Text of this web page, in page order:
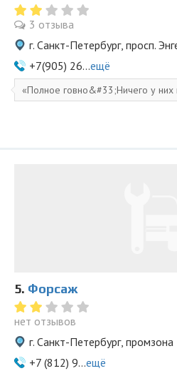
3 отзыва
г. Санкт-Петербург, просп.
+7(905) 26...ещё
Полное говно&#33;Ничего у них
5. Форсаж
нет отзывов
г. Санкт-Петербург,
+7 (812) 9...ещё